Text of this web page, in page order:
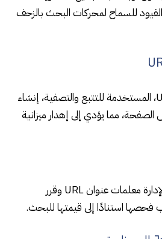
القيود للسماح لمحركات البحث بالزحف
يمكن لمعلمات عنوان URL، المستخدمة للتتبع والتصفية، إنشاء
مما يؤدي إلى إهدار ميزانية
استخدم الأدوات لإدارة معلمات عنوان URL وقرر
فحصها استنادًا إلى قيمتها للبحث.